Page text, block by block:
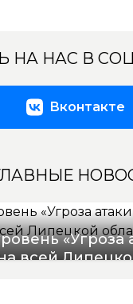
НА НАС В
Вконтакте
«Угроза
всей